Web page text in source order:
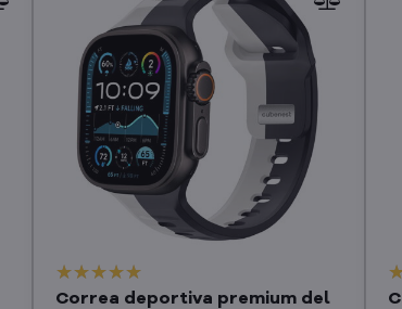
Correa deportiva premium del